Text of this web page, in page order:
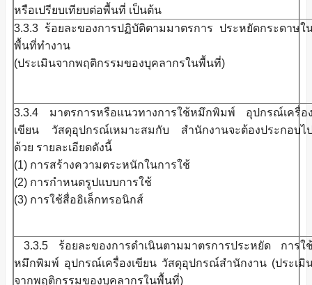
หรือเปรียบเทียบต่อพื้นที่ เป็นต้น
3.3.3 ร้อยละของการปฏิบัติตามมาตรการ ประหยัดกระดาษใ
พื้นที่ทำงาน
(ประเมินจากพฤติกรรมของบุคลากรในพื้นที่)
3.3.4 มาตรการหรือแนวทางการใช้หมึกพิมพ์ อุปกรณ์เครื่อ
เขียน วัสดุอุปกรณ์เหมาะสมกับ สำนักงานจะต้องประกอบไ
ด้วย รายละเอียดดังนี้
(1) การสร้างความตระหนักในการใช้
(2) การกำหนดรูปแบบการใช้
(3) การใช้สื่ออิเล็กทรอนิกส์
3.3.5 ร้อยละของการดำเนินตามมาตรการประหยัด การใ
หมึกพิมพ์ อุปกรณ์เครื่องเขียน วัสดุอุปกรณ์สำนักงาน (ประเมิ
จากพฤติกรรมของบุคลากรในพื้นที่)